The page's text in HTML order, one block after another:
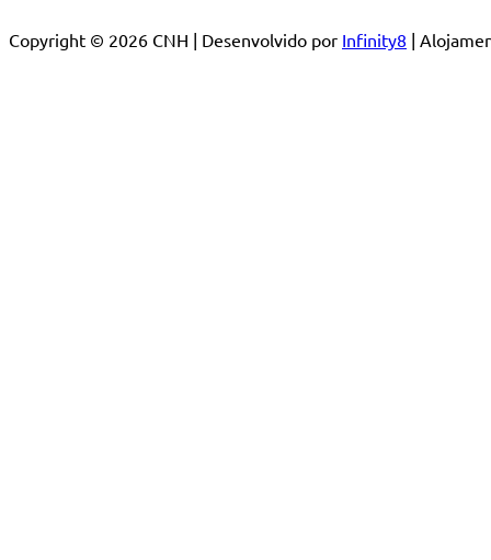
Copyright © 2026 CNH | Desenvolvido por Infinity8 |